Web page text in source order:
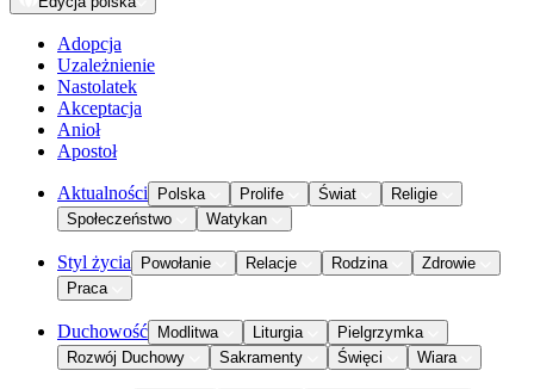
Adopcja
Uzależnienie
Nastolatek
Akceptacja
Anioł
Apostoł
Aktualności Polska Prolife Świat
Religie
Społeczeństwo
Watykan
Styl życia Powołanie Relacje Rodzina
Zdrowie
Praca
Duchowość Modlitwa Liturgia
Pielgrzymka
Rozwój Duchowy
Sakramenty Święci Wiara